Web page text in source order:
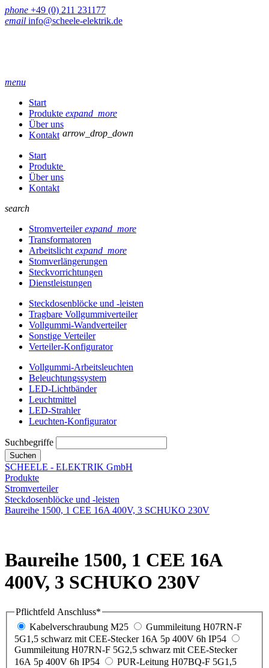
phone +49 (0) 211 231177
email info@scheele-elektrik.de
menu
Start
Produkte expand_more
Über uns
Kontakt
Start
Produkte
arrow_drop_down
Über uns
Kontakt
search
Stromverteilerexpand_more
Transformatoren
Arbeitslicht expand_more
Stomverlängerungen
Steckvorrichtungen
Dienstleistungen
Steckdosenblöcke und -leisten
Tragbare Vollgummiverteiler
Vollgummi-Wandverteiler
Sonstige Verteiler
Verteiler-Konfigurator
Vollgummi-Arbeitsleuchten
Beleuchtungssystem
LED-Lichtbänder
Leuchtmittel
LED-Strahler
Leuchten-Konfigurator
Suchbegriffe
Suchen
SCHEELE - ELEKTRIK GmbH
Produkte
Stromverteiler
Steckdosenblöcke und -leisten
Baureihe 1500, 1 CEE 16A 400V, 3 SCHUKO 230V
Baureihe 1500, 1 CEE 16A
400V, 3 SCHUKO 230V
Pflichtfeld Anschluss*
Kabelverschraubung M25
Gummileitung H07RN-F
5G1,5 schwarz mit CEE-Stecker 16A 5p 400V 6h IP54
Gummileitung H07RN-F 5G2,5 schwarz mit CEE-Stecker
16A 5p 400V 6h IP54
PUR-Leitung H07BQ-F 5G1,5